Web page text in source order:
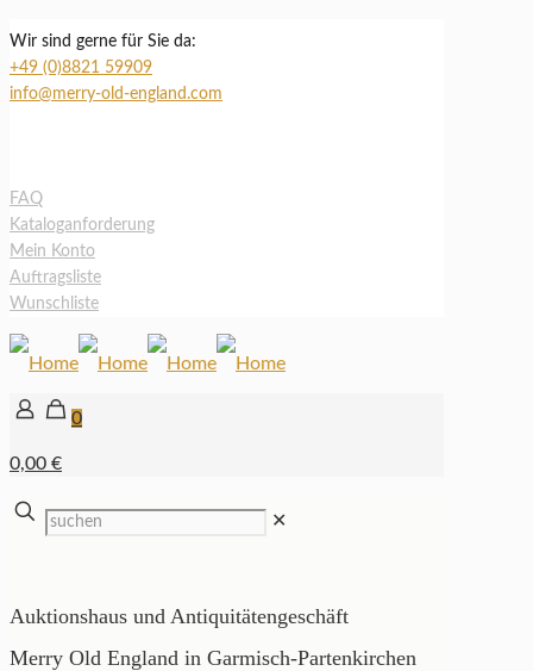
Wir sind gerne für Sie da:
+49 (0)8821 59909
info@merry-old-england.com
FAQ
Kataloganforderung
Mein Konto
Auftragsliste
Wunschliste
0
0,00 €
✕
Auktionshaus und Antiquitätengeschäft
Merry Old England in Garmisch-Partenkirchen